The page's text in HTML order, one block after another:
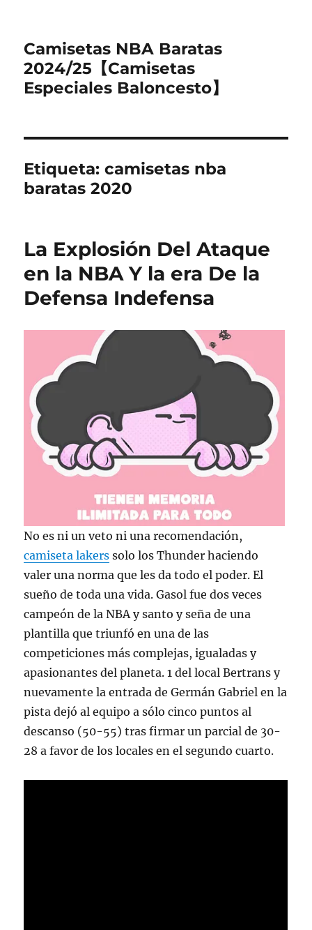
Camisetas NBA Baratas
2024/25【Camisetas
Especiales Baloncesto】
Etiqueta:camisetas nba
baratas 2020
La Explosión Del Ataque
en la NBA Y la era De la
Defensa Indefensa
No es ni un veto ni una recomendación,
camiseta lakers solo los Thunder haciendo
valer una norma que les da todo el poder. El
sueño de toda una vida. Gasol fue dos veces
campeón de la NBA y santo y seña de una
plantilla que triunfó en una de las
competiciones más complejas, igualadas y
apasionantes del planeta. 1 del local Bertrans y
nuevamente la entrada de Germán Gabriel en la
pista dejó al equipo a sólo cinco puntos al
descanso (50-55) tras firmar un parcial de 30-
28 a favor de los locales en el segundo cuarto.